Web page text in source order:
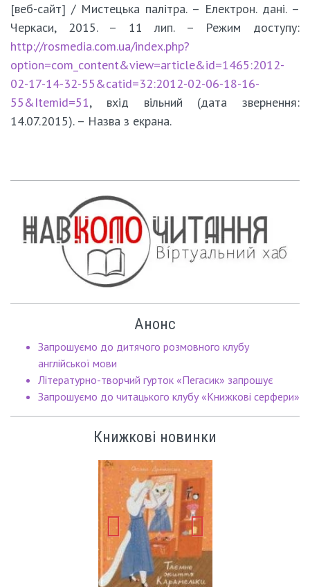
[веб-сайт] / Мистецька палітра. – Електрон. дані. –
Черкаси, 2015. – 11 лип. – Режим доступу:
http://rosmedia.com.ua/index.php?
option=com_content&view=article&id=1465:2012-
02-17-14-32-55&catid=32:2012-02-06-18-16-
55&Itemid=51, вхід вільний (дата звернення:
14.07.2015). – Назва з екрана.
Анонс
Запрошуємо до дитячого розмовного клубу
англійської мови
Літературно-творчий гурток «Пегасик» запрошує
Запрошуємо до читацького клубу «Книжкові серфери»
Книжкові новинки